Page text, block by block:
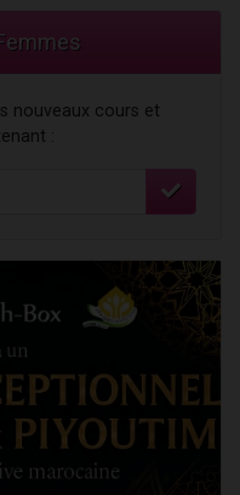
nouveaux cours et
: